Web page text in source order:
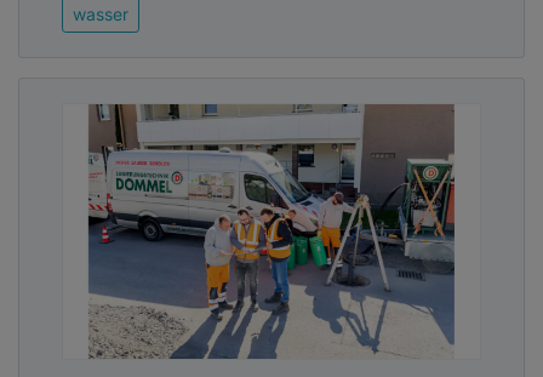
wasser